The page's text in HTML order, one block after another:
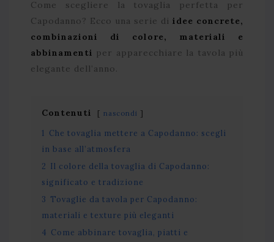
Come scegliere la tovaglia perfetta per
Capodanno? Ecco una serie di idee concrete,
combinazioni di colore, materiali e
abbinamenti per apparecchiare la tavola più
elegante dell’anno.
Contenuti nascondi
1
Che tovaglia mettere a Capodanno: scegli
in base all’atmosfera
2 Il colore della tovaglia di Capodanno:
significato e tradizione
3 Tovaglie da tavola per Capodanno:
materiali e texture più eleganti
4 Come abbinare tovaglia, piatti e